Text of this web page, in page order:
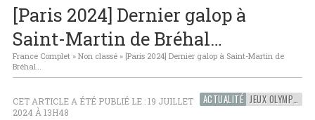
indoor reviennent le 23 Janvier 2027 !
[Paris 2024] Dernier galop à
Saint-Martin de Bréhal…
France Complet» Non classé» [Paris 2024] Dernier galop à Saint-Martin de
Bréhal…
ACTUALITÉ JEUX OLYMPIQUES
CET ARTICLE A ÉTÉ PUBLIÉ LE : 19 JUILLET
2024 À 13H48